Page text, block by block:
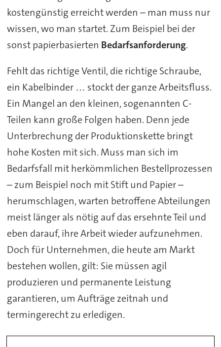
kostengünstig erreicht werden – man muss nur
wissen, wo man startet. Zum Beispiel bei der
sonst papierbasierten Bedarfsanforderung.
Fehlt das richtige Ventil, die richtige Schraube,
ein Kabelbinder … stockt der ganze Arbeitsfluss.
Ein Mangel an den kleinen, sogenannten C-
Teilen kann große Folgen haben. Denn jede
Unterbrechung der Produktionskette bringt
hohe Kosten mit sich. Muss man sich im
Bedarfsfall mit herkömmlichen Bestellprozessen
– zum Beispiel noch mit Stift und Papier –
herumschlagen, warten betroffene Abteilungen
meist länger als nötig auf das ersehnte Teil und
eben darauf, ihre Arbeit wieder aufzunehmen.
Doch für Unternehmen, die heute am Markt
bestehen wollen, gilt: Sie müssen agil
produzieren und permanente Leistung
garantieren, um Aufträge zeitnah und
termingerecht zu erledigen.